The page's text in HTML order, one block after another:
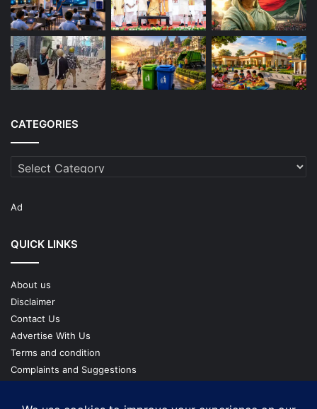
CATEGORIES
Categories
Ad
QUICK LINKS
About us
Disclaimer
Contact Us
Advertise With Us
Terms and condition
Complaints and Suggestions
Our Team